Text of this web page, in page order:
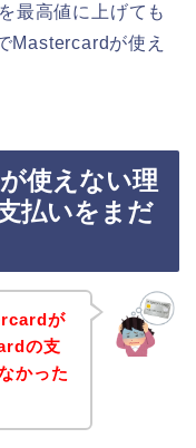
最高値に上げても
Mastercardが使え
使えない理
払いをまだ
が
の支
かった